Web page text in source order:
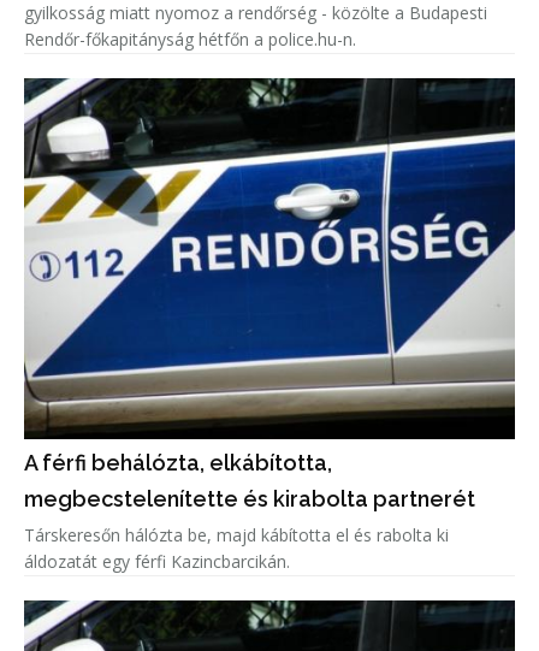
gyilkosság miatt nyomoz a rendőrség - közölte a Budapesti
Rendőr-főkapitányság hétfőn a police.hu-n.
A férfi behálózta, elkábította,
megbecstelenítette és kirabolta partnerét
Társkeresőn hálózta be, majd kábította el és rabolta ki
áldozatát egy férfi Kazincbarcikán.